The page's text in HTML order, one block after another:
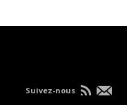
Suivez-nous